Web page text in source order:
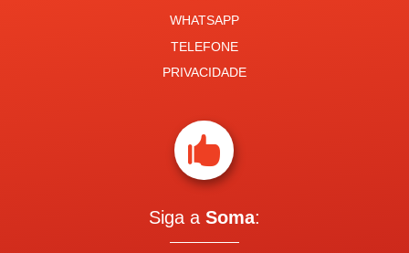
WHATSAPP
TELEFONE
PRIVACIDADE

Siga a Soma: